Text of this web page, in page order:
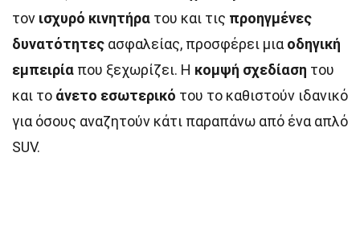
τον ισχυρό κινητήρα του και τις προηγμένες
δυνατότητες ασφαλείας, προσφέρει μια οδηγική
εμπειρία που ξεχωρίζει. Η κομψή σχεδίαση του
και το άνετο εσωτερικό του το καθιστούν ιδανικό
για όσους αναζητούν κάτι παραπάνω από ένα απλό
SUV.